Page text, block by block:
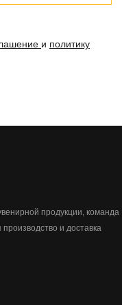
и политику
продукции, команда
и доставка